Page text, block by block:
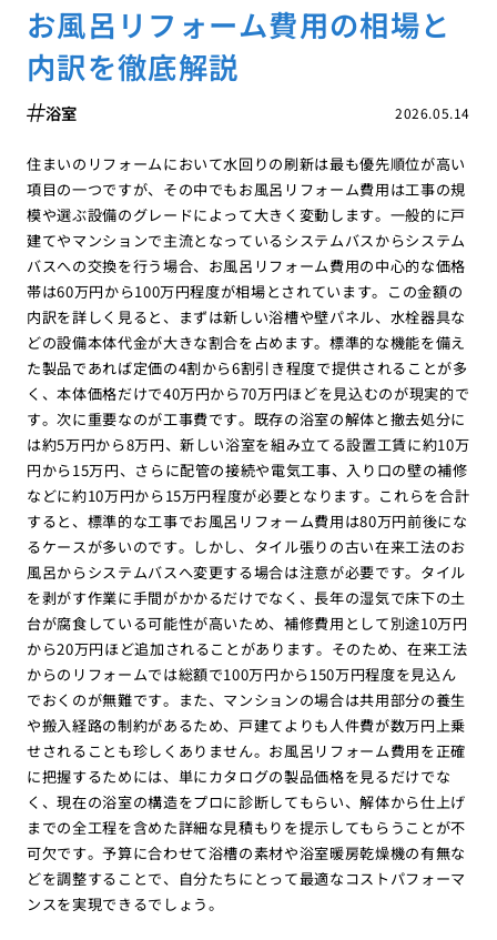
お風呂リフォーム費用の相場と
内訳を徹底解説
2026.05.14
浴室
住まいのリフォームにおいて水回りの刷新は最も優先順位が高い
項目の一つですが、その中でもお風呂リフォーム費用は工事の規
模や選ぶ設備のグレードによって大きく変動します。一般的に戸
建てやマンションで主流となっているシステムバスからシステム
バスへの交換を行う場合、お風呂リフォーム費用の中心的な価格
帯は60万円から100万円程度が相場とされています。この金額の
内訳を詳しく見ると、まずは新しい浴槽や壁パネル、水栓器具な
どの設備本体代金が大きな割合を占めます。標準的な機能を備え
た製品であれば定価の4割から6割引き程度で提供されることが多
く、本体価格だけで40万円から70万円ほどを見込むのが現実的で
す。次に重要なのが工事費です。既存の浴室の解体と撤去処分に
は約5万円から8万円、新しい浴室を組み立てる設置工賃に約10万
円から15万円、さらに配管の接続や電気工事、入り口の壁の補修
などに約10万円から15万円程度が必要となります。これらを合計
すると、標準的な工事でお風呂リフォーム費用は80万円前後にな
るケースが多いのです。しかし、タイル張りの古い在来工法のお
風呂からシステムバスへ変更する場合は注意が必要です。タイル
を剥がす作業に手間がかかるだけでなく、長年の湿気で床下の土
台が腐食している可能性が高いため、補修費用として別途10万円
から20万円ほど追加されることがあります。そのため、在来工法
からのリフォームでは総額で100万円から150万円程度を見込ん
でおくのが無難です。また、マンションの場合は共用部分の養生
や搬入経路の制約があるため、戸建てよりも人件費が数万円上乗
せされることも珍しくありません。お風呂リフォーム費用を正確
に把握するためには、単にカタログの製品価格を見るだけでな
く、現在の浴室の構造をプロに診断してもらい、解体から仕上げ
までの全工程を含めた詳細な見積もりを提示してもらうことが不
可欠です。予算に合わせて浴槽の素材や浴室暖房乾燥機の有無な
どを調整することで、自分たちにとって最適なコストパフォーマ
ンスを実現できるでしょう。